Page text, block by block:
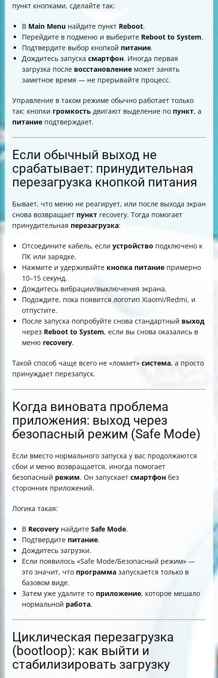
пункт кнопками, сделайте так:
В Main Menu найдите пункт Reboot.
Перейдите в подменю и выберите Reboot to System.
Подтвердите выбор кнопкой питание.
Дождитесь запуска смартфон. Иногда первая
загрузка после восстановление может занять
заметное время — не прерывайте процесс.
Управление в таком режиме обычно работает только
так: кнопки громкость двигают выделение по пункт, а
питание подтверждает.
Если обычный выход не
срабатывает: принудительная
перезагрузка кнопкой питания
Бывает, что меню не реагирует, или после выхода экран
снова возвращает пункт recovery. Тогда помогает
принудительная перезагрузка:
Отсоедините кабель, если устройство подключено к
ПК или зарядке.
Нажмите и удерживайте кнопка питание примерно
10–15 секунд.
Дождитесь вибрации/выключения экрана.
Подождите, пока появится логотип Xiaomi/Redmi, и
отпустите.
После запуска попробуйте снова стандартный выход
через Reboot to System, если вы снова оказались в
меню recovery.
Такой способ чаще всего не «ломает» система, а просто
принуждает перезапуск.
Когда виновата проблема
приложения: выход через
безопасный режим (Safe Mode)
Если вместо нормального запуска у вас продолжаются
сбои и меню возвращается, иногда помогает
безопасный режим. Он запускает смартфон без
сторонних приложений.
Логика такая:
В Recovery найдите Safe Mode.
Подтвердите питание.
Дождитесь загрузки.
Если появилось «Safe Mode/Безопасный режим» —
это значит, что программа запускается только в
базовом виде.
Затем уже удалите то приложение, которое мешало
нормальной работа.
Циклическая перезагрузка
(bootloop): как выйти и
стабилизировать загрузку